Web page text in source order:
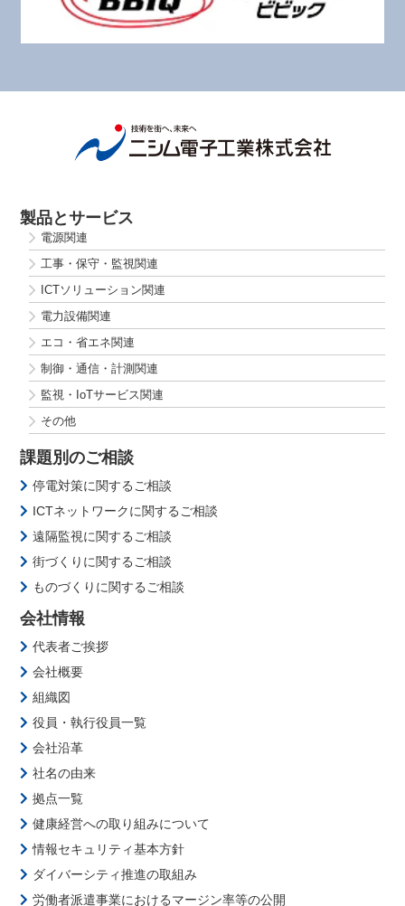
製品とサービス
電源関連
工事・保守・監視関連
ICTソリューション関連
電力設備関連
エコ・省エネ関連
制御・通信・計測関連
監視・IoTサービス関連
その他
課題別のご相談
停電対策に関するご相談
ICTネットワークに関するご相談
遠隔監視に関するご相談
街づくりに関するご相談
ものづくりに関するご相談
会社情報
代表者ご挨拶
会社概要
組織図
役員・執行役員一覧
会社沿革
社名の由来
拠点一覧
健康経営への取り組みについて
情報セキュリティ基本方針
ダイバーシティ推進の取組み
労働者派遣事業におけるマージン率等の公開